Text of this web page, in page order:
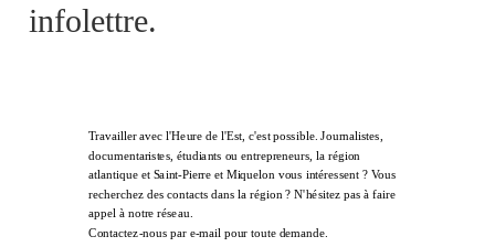
infolettre.
Travailler avec l'Heure de l'Est, c'est possible. Journalistes,
documentaristes, étudiants ou entrepreneurs, la région
atlantique et Saint-Pierre et Miquelon vous intéressent ? Vous
recherchez des contacts dans la région ? N'hésitez pas à faire
appel à notre réseau.
Contactez-nous par e-mail pour toute demande.